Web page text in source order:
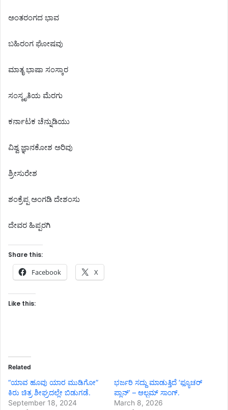
ಅಂತರಂಗದ ಭಾವ
ಬಹಿರಂಗ ಘೋಷವು
ಮಾತೃ ಭಾಷಾ ಸಂಸ್ಕಾರ
ಸಂಸ್ಕೃತಿಯ ಮೆರಗು
ಕರ್ನಾಟಕ ಚೆನ್ನುಡಿಯು
ವಿಶ್ವ ಜ್ಞಾನಕೋಶ ಅರಿವು
ಶ್ರೀಸುರೇಶ
ಶಂಕ್ರೆಪ್ಪ ಅಂಗಡಿ ದೇಶಂಸು
ದೇವರ ಹಿಪ್ಪರಗಿ
Share this:
Facebook X
Like this:
Related
“ಯಾವ ಹೂವು ಯಾರ ಮುಡಿಗೋ”
ಕಿರು ಚಿತ್ರ ಶೀಘ್ರದಲ್ಲೇ ಬಿಡುಗಡೆ.
September 18, 2024
ಭರ್ಜರಿ ಸದ್ದು ಮಾಡುತ್ತಿದೆ ‘ಫ್ಯೂಚರ್
ಪ್ಲಾನ್’ – ಆಲ್ಬಮ್ ಸಾಂಗ್.
March 8, 2026